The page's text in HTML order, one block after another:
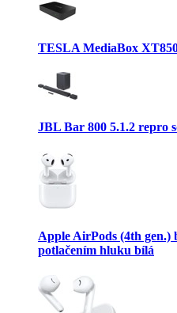
TESLA MediaBox
JBL Bar 800 5.1.2 repro
Apple AirPods (4th gen.)
potlačením hluku bílá